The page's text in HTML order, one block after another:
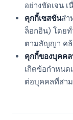
อย่างชัดเจน
คุกกี้เซสชันสำ
ล็อกอิน) โดย
ตามสัญญา คล้
คุกกี้ของบุคค
เกิดข้อกำหนด
ต่อบุคคลที่สา